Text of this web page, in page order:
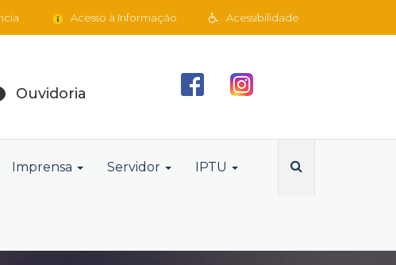
Acessibilidade
Acesso à Informação
Ouvidoria
Imprensa Servidor IPTU